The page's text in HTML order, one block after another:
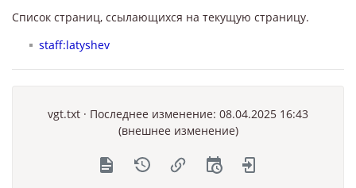
Список страниц, ссылающихся на текущую страницу.
staff:latyshev
vgt.txt · Последнее изменение: 08.04.2025 16:43
(внешнее изменение)